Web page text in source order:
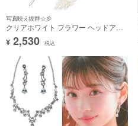
写真映え抜群☆彡
クリアホワイト フラワー ヘッドアク
セサリー
¥ 2,530 税込